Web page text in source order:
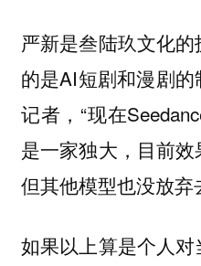
严新是叁陆玖文化
的是AI短剧和漫剧
记者，“现在
是一家独大，目前效
但其他模型也没放弃
如果以上算是个人